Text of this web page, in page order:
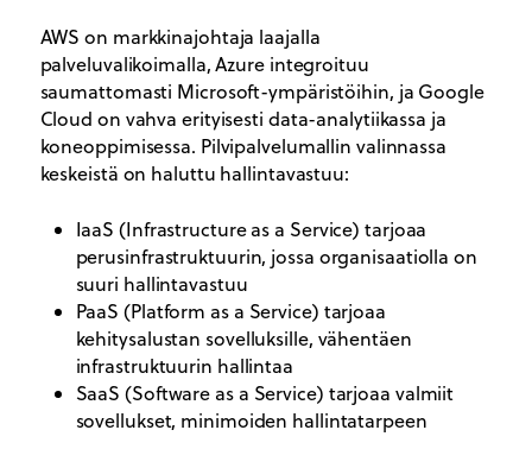
AWS on markkinajohtaja laajalla
palveluvalikoimalla, Azure integroituu
saumattomasti Microsoft-ympäristöihin, ja Google
Cloud on vahva erityisesti data-analytiikassa ja
koneoppimisessa. Pilvipalvelumallin valinnassa
keskeistä on haluttu hallintavastuu:
IaaS (Infrastructure as a Service) tarjoaa
perusinfrastruktuurin, jossa organisaatiolla on
suuri hallintavastuu
PaaS (Platform as a Service) tarjoaa
kehitysalustan sovelluksille, vähentäen
infrastruktuurin hallintaa
SaaS (Software as a Service) tarjoaa valmiit
sovellukset, minimoiden hallintatarpeen